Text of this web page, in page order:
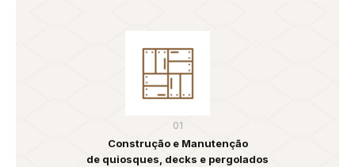
01
Construção e Manutenção
de quiosques, decks e pergolados